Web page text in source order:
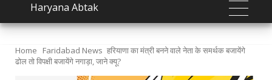
Haryana Abtak
Home Faridabad News हरियाणा का मंत्री बनने वाले नेता के समर्थक बजायेंगे
ढोल तो विपक्षी बजायेंगे नगाड़ा, जाने क्यू?